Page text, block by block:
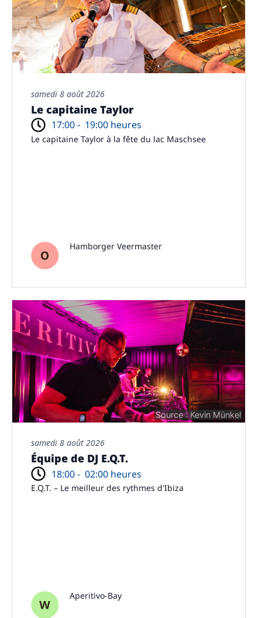
samedi 8 août 2026
Le capitaine Taylor
17:00 - 19:00 heures
Le capitaine Taylor à la fête du lac Maschsee
Hamborger Veermaster
Source : Kevin Münkel
samedi 8 août 2026
Équipe de DJ E.Q.T.
18:00 - 02:00 heures
E.Q.T. – Le meilleur des rythmes d'Ibiza
Aperitivo-Bay